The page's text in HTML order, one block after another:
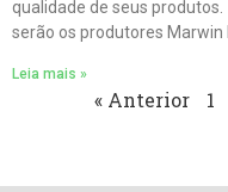
qualidade de seus
serão os produtores Marwin
Leia mais »
« Anterior 1